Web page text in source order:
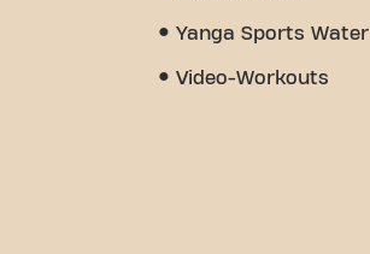
Yanga Sports Water
Video-Workouts